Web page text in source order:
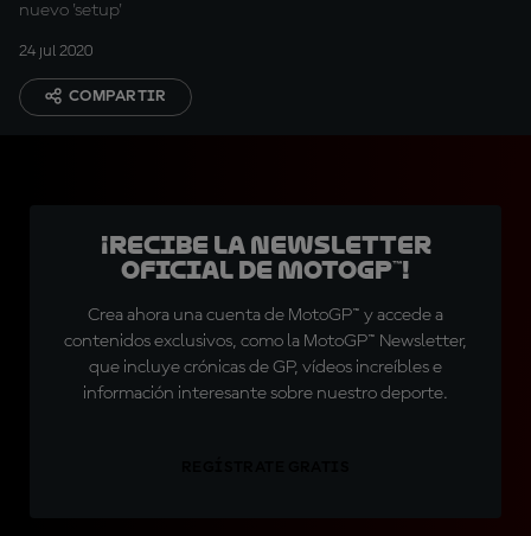
nuevo 'setup'
24 jul 2020
COMPARTIR
¡Recibe la Newsletter
oficial de MotoGP™!
Crea ahora una cuenta de MotoGP™ y accede a
contenidos exclusivos, como la MotoGP™ Newsletter,
que incluye crónicas de GP, vídeos increíbles e
información interesante sobre nuestro deporte.